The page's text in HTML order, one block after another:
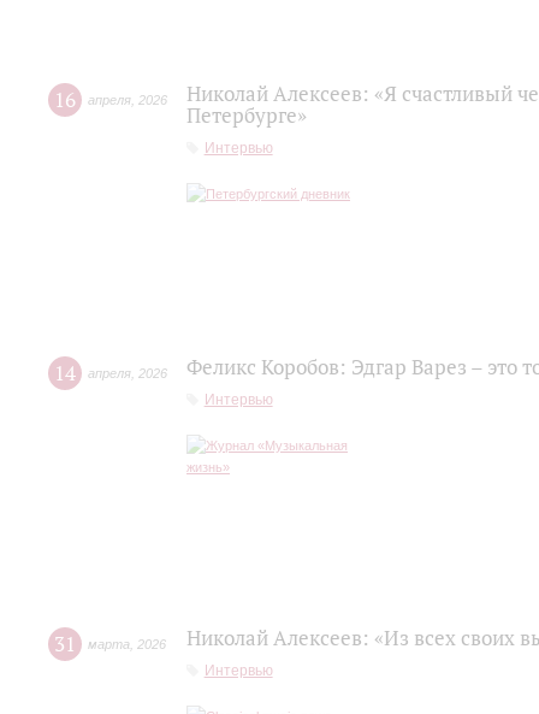
16 апреля 2026
Николай Алексеев: «Я счастливый
Петербурге»
Интервью
14 апреля 2026 Феликс Коробов: Эдгар Варез – это
Интервью
31 марта 2026 Николай Алексеев: «Из всех своих
Интервью